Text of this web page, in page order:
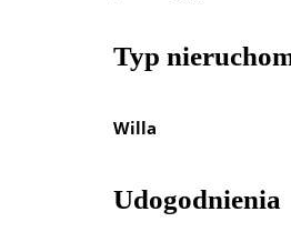
Typ
Willa
Udogodnienia